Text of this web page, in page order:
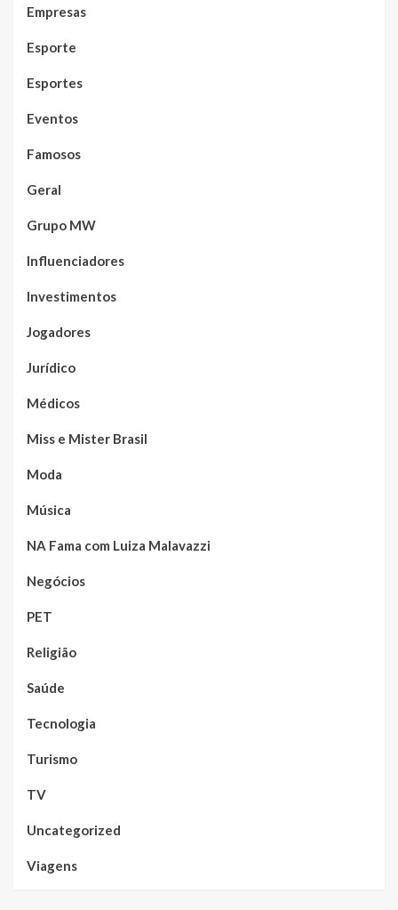
Empresas
Esporte
Esportes
Eventos
Famosos
Geral
Grupo MW
Influenciadores
Investimentos
Jogadores
Jurídico
Médicos
Miss e Mister Brasil
Moda
Música
NA Fama com Luiza Malavazzi
Negócios
PET
Religião
Saúde
Tecnologia
Turismo
TV
Uncategorized
Viagens